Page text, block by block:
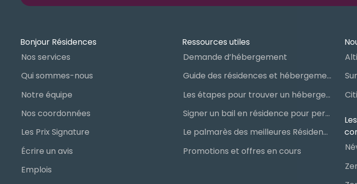
Bonjour Résidences
Nos services
Qui sommes-nous
Notre équipe
Nos coordonnées
Les Prix Signature
Écrire un avis
Emplois
Ressources utiles
Demande d’hébergement
Guide des résidences et hébergements pour aînés
Les étapes pour trouver un hébergement public ou privé
Signer un bail en résidence pour personnes âgées (RPA) : ce qu’il faut savoir
Le palmarès des meilleures Résidences Privées pour Aînés (RPA)
Promotions et offres en cours